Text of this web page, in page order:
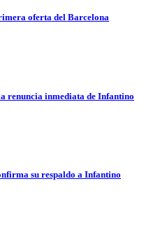
oferta del Barcelona
renuncia inmediata de Infantino
su respaldo a Infantino